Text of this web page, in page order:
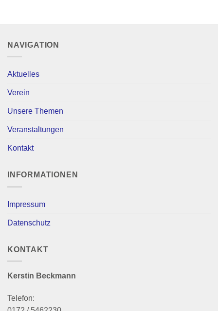
NAVIGATION
Aktuelles
Verein
Unsere Themen
Veranstaltungen
Kontakt
INFORMATIONEN
Impressum
Datenschutz
KONTAKT
Kerstin Beckmann
Telefon: